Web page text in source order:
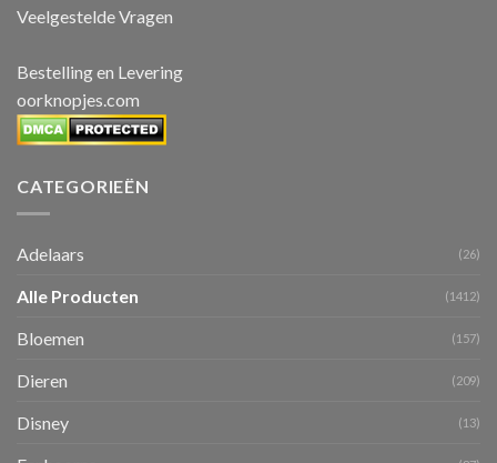
Veelgestelde Vragen
Bestelling en Levering
oorknopjes.com
CATEGORIEËN
Adelaars (26)
Alle Producten (1412)
Bloemen (157)
Dieren (209)
Disney (13)